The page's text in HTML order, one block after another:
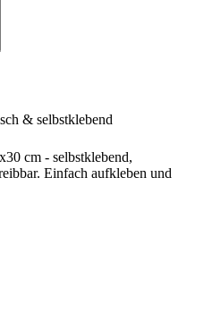
& selbstklebend
cm - selbstklebend,
Einfach aufkleben und